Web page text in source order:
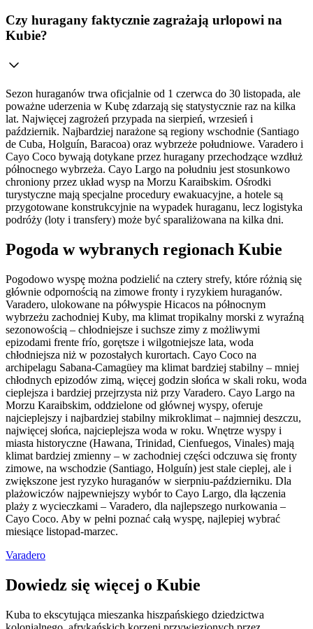
Czy huragany faktycznie zagrażają urlopowi na
Kubie?
Sezon huraganów trwa oficjalnie od 1 czerwca do 30 listopada, ale
poważne uderzenia w Kubę zdarzają się statystycznie raz na kilka
lat. Najwięcej zagrożeń przypada na sierpień, wrzesień i
październik. Najbardziej narażone są regiony wschodnie (Santiago
de Cuba, Holguín, Baracoa) oraz wybrzeże południowe. Varadero i
Cayo Coco bywają dotykane przez huragany przechodzące wzdłuż
północnego wybrzeża. Cayo Largo na południu jest stosunkowo
chroniony przez układ wysp na Morzu Karaibskim. Ośrodki
turystyczne mają specjalne procedury ewakuacyjne, a hotele są
przygotowane konstrukcyjnie na wypadek huraganu, lecz logistyka
podróży (loty i transfery) może być sparaliżowana na kilka dni.
Pogoda w wybranych regionach Kubie
Pogodowo wyspę można podzielić na cztery strefy, które różnią się
głównie odpornością na zimowe fronty i ryzykiem huraganów.
Varadero, ulokowane na półwyspie Hicacos na północnym
wybrzeżu zachodniej Kuby, ma klimat tropikalny morski z wyraźną
sezonowością – chłodniejsze i suchsze zimy z możliwymi
epizodami frente frío, gorętsze i wilgotniejsze lata, woda
chłodniejsza niż w pozostałych kurortach. Cayo Coco na
archipelagu Sabana-Camagüey ma klimat bardziej stabilny – mniej
chłodnych epizodów zimą, więcej godzin słońca w skali roku, woda
cieplejsza i bardziej przejrzysta niż przy Varadero. Cayo Largo na
Morzu Karaibskim, oddzielone od głównej wyspy, oferuje
najcieplejszy i najbardziej stabilny mikroklimat – najmniej deszczu,
najwięcej słońca, najcieplejsza woda w roku. Wnętrze wyspy i
miasta historyczne (Hawana, Trinidad, Cienfuegos, Vinales) mają
klimat bardziej zmienny – w zachodniej części odczuwa się fronty
zimowe, na wschodzie (Santiago, Holguín) jest stale cieplej, ale i
zwiększone jest ryzyko huraganów w sierpniu-październiku. Dla
plażowiczów najpewniejszy wybór to Cayo Largo, dla łączenia
plaży z wycieczkami – Varadero, dla najlepszego nurkowania –
Cayo Coco. Aby w pełni poznać całą wyspę, najlepiej wybrać
miesiące listopad-marzec.
Varadero
Dowiedz się więcej o Kubie
Kuba to ekscytująca mieszanka hiszpańskiego dziedzictwa